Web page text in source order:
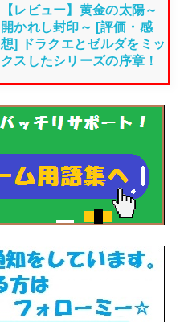
【レビュー】黄金の太陽～
開かれし封印～ [評価・感
想] ドラクエとゼルダをミッ
クスしたシリーズの序章！